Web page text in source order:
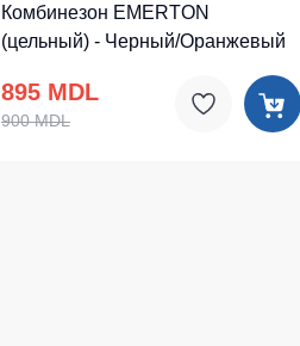
Комбинезон EMERTON
(цельный) - Черный/Оранжевый
895 MDL
900 MDL